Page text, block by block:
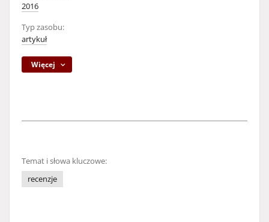
2016
Typ zasobu:
artykuł
Więcej
Temat i słowa kluczowe:
recenzje